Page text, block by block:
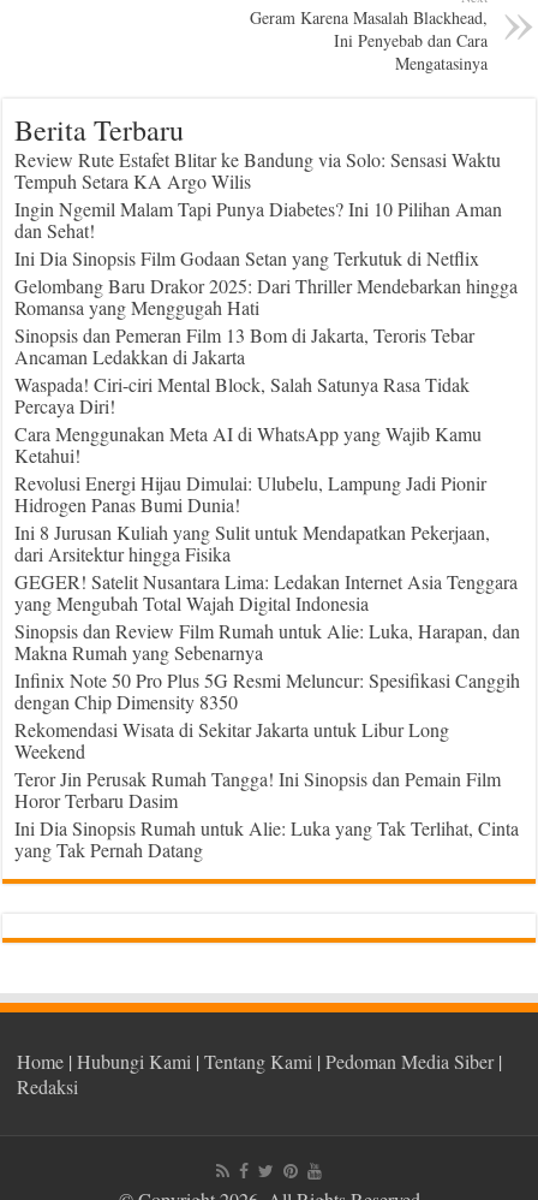
Geram Karena Masalah Blackhead,
Ini Penyebab dan Cara
Mengatasinya
Berita Terbaru
Review Rute Estafet Blitar ke Bandung via Solo: Sensasi Waktu
Tempuh Setara KA Argo Wilis
Ingin Ngemil Malam Tapi Punya Diabetes? Ini 10 Pilihan Aman
dan Sehat!
Ini Dia Sinopsis Film Godaan Setan yang Terkutuk di Netflix
Gelombang Baru Drakor 2025: Dari Thriller Mendebarkan hingga
Romansa yang Menggugah Hati
Sinopsis dan Pemeran Film 13 Bom di Jakarta, Teroris Tebar
Ancaman Ledakkan di Jakarta
Waspada! Ciri-ciri Mental Block, Salah Satunya Rasa Tidak
Percaya Diri!
Cara Menggunakan Meta AI di WhatsApp yang Wajib Kamu
Ketahui!
Revolusi Energi Hijau Dimulai: Ulubelu, Lampung Jadi Pionir
Hidrogen Panas Bumi Dunia!
Ini 8 Jurusan Kuliah yang Sulit untuk Mendapatkan Pekerjaan,
dari Arsitektur hingga Fisika
GEGER! Satelit Nusantara Lima: Ledakan Internet Asia Tenggara
yang Mengubah Total Wajah Digital Indonesia
Sinopsis dan Review Film Rumah untuk Alie: Luka, Harapan, dan
Makna Rumah yang Sebenarnya
Infinix Note 50 Pro Plus 5G Resmi Meluncur: Spesifikasi Canggih
dengan Chip Dimensity 8350
Rekomendasi Wisata di Sekitar Jakarta untuk Libur Long
Weekend
Teror Jin Perusak Rumah Tangga! Ini Sinopsis dan Pemain Film
Horor Terbaru Dasim
Ini Dia Sinopsis Rumah untuk Alie: Luka yang Tak Terlihat, Cinta
yang Tak Pernah Datang
Home |Hubungi Kami |Tentang Kami |Pedoman Media Siber|
Redaksi